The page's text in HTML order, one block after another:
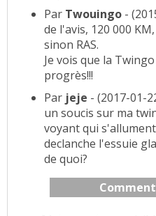
Par Twouingo -
de l'avis, 120 000
sinon RAS.
Je vois que la
progrès!!!
Par jeje - (2017-01-
un soucis sur ma
voyant qui
declanche l'essuie
de quoi?